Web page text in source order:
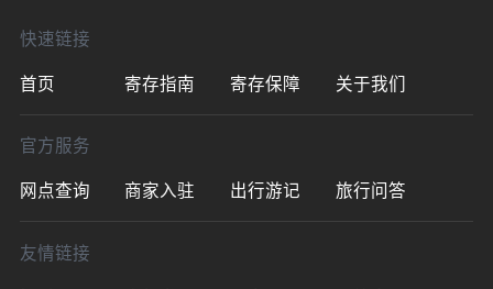
快速链接
首页
寄存指南 寄存保障 关于我们
官方服务
网点查询
商家入驻 出行游记 旅行问答
友情链接